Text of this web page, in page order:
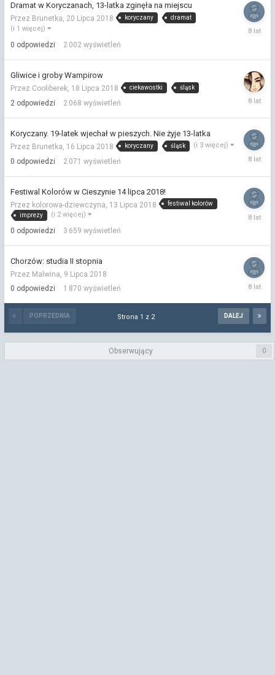
Dramat w Koryczanach, 13-latka zginęła na miejscu
Przez Brunetka, 20 Lipca 2018 koryczany dramat
(i 1 więcej)
0 odpowiedzi 2 002 wyświetleń
20
Gliwice i groby Wampirow
Przez Cooliberek, 18 Lipca 2018 ciekawostki śląsk
2 odpowiedzi 2 068 wyświetleń
18
2018
Koryczany. 19-latek wjechał w pieszych. Nie żyje 13-latka
Przez Brunetka, 16 Lipca 2018 koryczany śląsk (i 3 więcej)
0 odpowiedzi 2 071 wyświetleń
16
2018
Festiwal Kolorów w Cieszynie 14 lipca 2018!
Przez kolorowa-dziewczyna, 13 Lipca 2018
festiwal kolorów
imprezy
(i 2 więcej)
0 odpowiedzi 3 659 wyświetleń
13
Chorzów: studia II stopnia
Przez Malwina, 9 Lipca 2018
0 odpowiedzi 1 870 wyświetleń
2018
POPRZEDNIA DALEJ
Strona 1 z 2
Obserwujący 0